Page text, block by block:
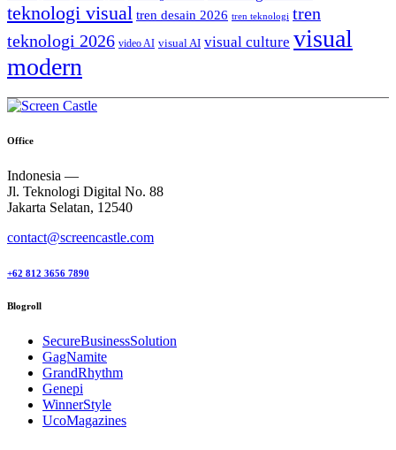
teknologi visual tren desain 2026 tren teknologi tren
teknologi 2026 video AI visual AI visual culture visual
modern
Office
Indonesia —
Jl. Teknologi Digital No. 88
Jakarta Selatan, 12540
contact@screencastle.com
+62 812 3656 7890
Blogroll
SecureBusinessSolution
GagNamite
GrandRhythm
Genepi
WinnerStyle
UcoMagazines